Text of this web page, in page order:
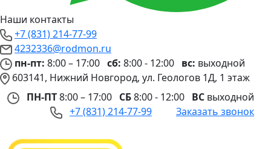
Наши контакты
+7 (831) 214-77-99
4232336@rodmon.ru
пн-пт: 8:00 – 17:00 сб: 8:00 - 12:00 вс: выходной
603141, Нижний Новгород, ул. Геологов 1Д, 1 этаж
ПН-ПТ8:00 – 17:00 СБ8:00 - 12:00 ВС выходной
+7 (831) 214-77-99
Заказать звонок